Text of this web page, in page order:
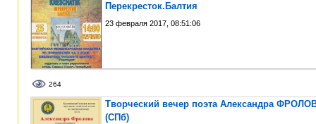
Перекресток.Балтия
23 февраля 2017, 08:51:06
264
Творческий вечер поэта Александра
(СПб)